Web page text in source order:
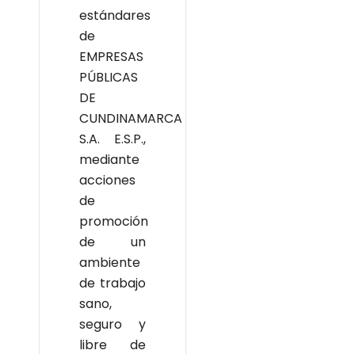
estándares
de
EMPRESAS
PÚBLICAS
DE
CUNDINAMARCA
S.A. E.S.P.,
mediante
acciones
de
promoción
de un
ambiente
de trabajo
sano,
seguro y
libre de